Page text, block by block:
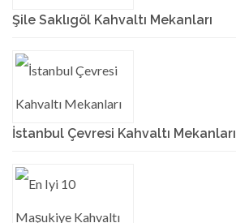
Şile Saklıgöl Kahvaltı Mekanları
İstanbul Çevresi Kahvaltı Mekanları